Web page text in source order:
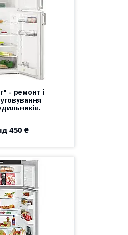
- ремонт і
450 ₴